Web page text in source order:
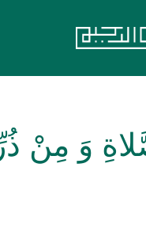
وَ مِنْ